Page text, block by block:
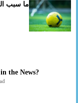
ما سبب
the News?